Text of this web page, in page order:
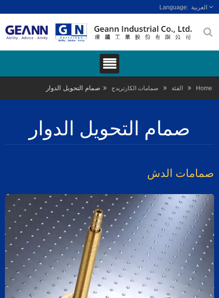
العربية
Home الفئة صمامات الكارتريدج صمام التحويل الدوار
صمام التحويل الدوار
الدش